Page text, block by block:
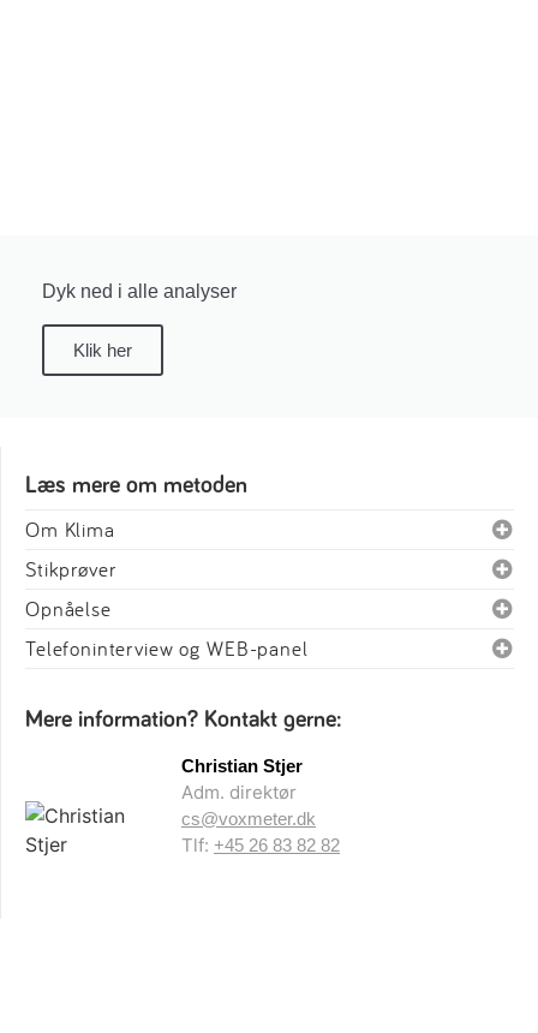
Dyk ned i alle analyser
Klik her
Læs mere om metoden
Om Klima
Stikprøver
Opnåelse
Telefoninterview og WEB-panel
Mere information? Kontakt gerne:
Christian Stjer
Adm. direktør
cs@voxmeter.dk
Tlf: +45 26 83 82 82